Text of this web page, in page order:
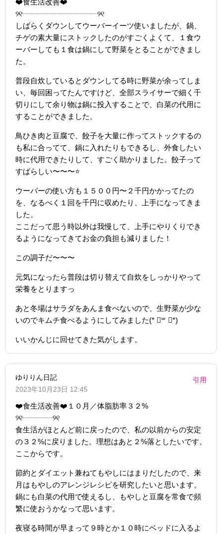
୨୧┈┈┈┈┈┈┈┈┈┈୨୧
しばらくダウンしてウーバーイーツ使いましたが、鍋、
チゲの素大量にストックしたのがすごくよくて、１食ウ
ーバーしても１食は鍋にして野菜をとることができまし
た。
普段自炊しているとダウンしてる時に野菜が余ってしま
い、毎回困ってたんですけど、全部スライサーで細く千
切りにして余り物は鍋に投入することで、白菜の代用に
することができました。
鳥ひき肉と豆腐で、餃子を大量に作ってストックするの
も私に合ってて、鍋に入れたりもできるし、外食したい
時に代用できたりして、すごく助かりました。餃子って
すばらしい〜〜〜⭐️
ウーバーの使い方も１５００円〜２千円かかってたの
を、なるべく１回を千円に収めたり、上手になってきま
した。
ここだって思う時以外は我慢して、上手にやりくりでき
るようになってきてお金の負担も減りました！
この調子だ〜〜〜
元気になったら普段は切り替えて自炊をしっかりやって
栄養をとりますっ
あと冬場はサラダをあんま食べないので、生野菜が少な
いのでキムチ食べるようにしてみました(* ॑꒳ ॑*)
いいかんじに回せてきた気がします。
ゆりりん日記
2023年10月23日 12:45
引用
❤️食生活改善❤️１０月／体脂肪率３２%
୨୧┈︎┈︎┈︎┈︎୨୧
食生活がほとんど前に戻ったので、私の以前からの安定
の３２%に戻りました。理想はあと２%落としたいです。
ここからです。
節約とダイエット兼ねてもやしにはまりだしたので、来
月はもやしのアレンジレシピを研究したいと思います。
鍋にも白菜の代用で使えるし、もやしと豆腐を常食で頻
繁に使おうかなって思います。
夜寝る時間が早まって９時とか１０時にベッドに入るよ